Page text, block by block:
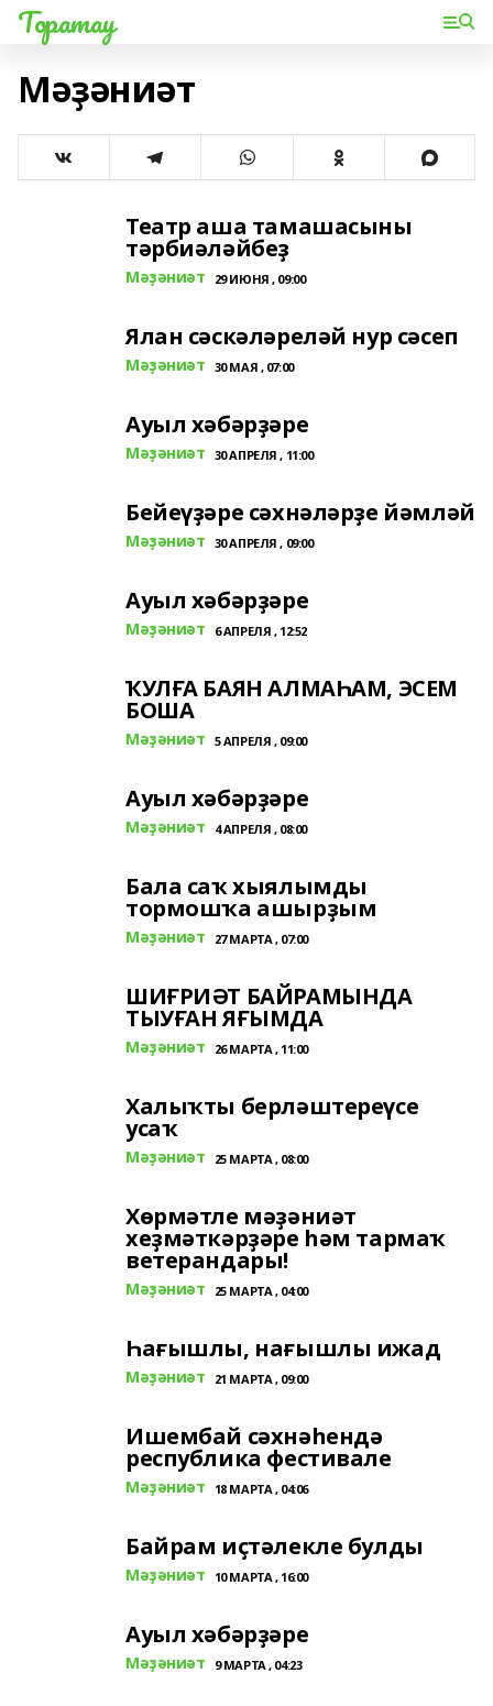
Торатау
Мәҙәниәт
Театр аша тамашасыны
тәрбиәләйбеҙ
Мәҙәниәт 29 ИЮНЯ , 09:00
Ялан сәскәләреләй нур сәсеп
Мәҙәниәт 30 МАЯ , 07:00
Ауыл хәбәрҙәре
Мәҙәниәт 30 АПРЕЛЯ , 11:00
Бейеүҙәре сәхнәләрҙе йәмләй
Мәҙәниәт 30 АПРЕЛЯ , 09:00
Ауыл хәбәрҙәре
Мәҙәниәт 6 АПРЕЛЯ , 12:52
ҠУЛҒА БАЯН АЛМАҺАМ, ЭСЕМ
БОША
Мәҙәниәт 5 АПРЕЛЯ , 09:00
Ауыл хәбәрҙәре
Мәҙәниәт 4 АПРЕЛЯ , 08:00
Бала саҡ хыялымды
тормошҡа ашырҙым
Мәҙәниәт 27 МАРТА , 07:00
ШИҒРИӘТ БАЙРАМЫНДА
ТЫУҒАН ЯҒЫМДА
Мәҙәниәт 26 МАРТА , 11:00
Халыҡты берләштереүсе
усаҡ
Мәҙәниәт 25 МАРТА , 08:00
Хөрмәтле мәҙәниәт
хеҙмәткәрҙәре һәм тармаҡ
ветерандары!
Мәҙәниәт 25 МАРТА , 04:00
Һағышлы, нағышлы ижад
Мәҙәниәт 21 МАРТА , 09:00
Ишембай сәхнәһендә
республика фестивале
Мәҙәниәт 18 МАРТА , 04:06
Байрам иҫтәлекле булды
Мәҙәниәт 10 МАРТА , 16:00
Ауыл хәбәрҙәре
Мәҙәниәт 9 МАРТА , 04:23